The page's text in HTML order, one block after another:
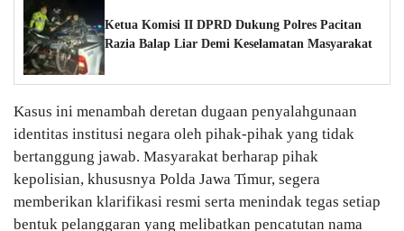
Ketua Komisi II DPRD Dukung Polres Pacitan
Razia Balap Liar Demi Keselamatan Masyarakat
Kasus ini menambah deretan dugaan penyalahgunaan
identitas institusi negara oleh pihak-pihak yang tidak
bertanggung jawab. Masyarakat berharap pihak
kepolisian, khususnya Polda Jawa Timur, segera
memberikan klarifikasi resmi serta menindak tegas setiap
bentuk pelanggaran yang melibatkan pencatutan nama